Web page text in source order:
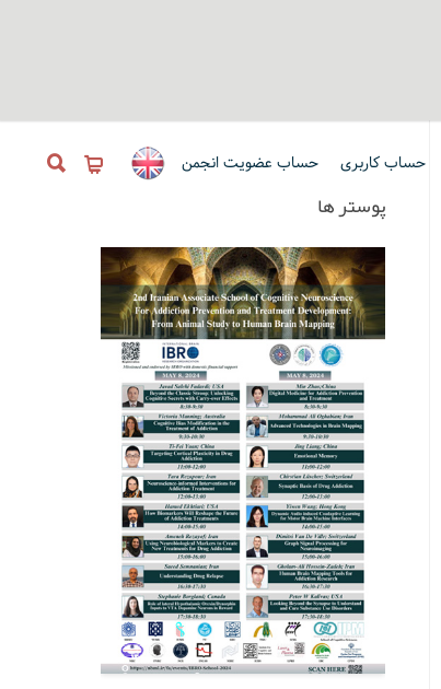
حساب کاربری حساب عضویت انجمن
پوستر ها